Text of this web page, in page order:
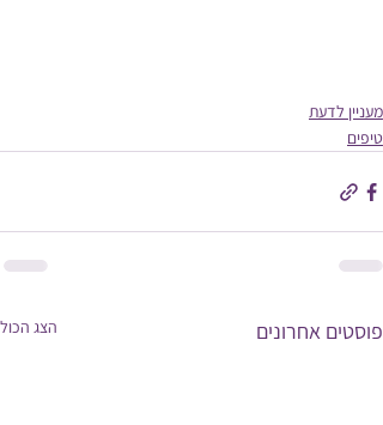
מעניין לדעת
טיפים
פוסטים אחרונים הצג הכול